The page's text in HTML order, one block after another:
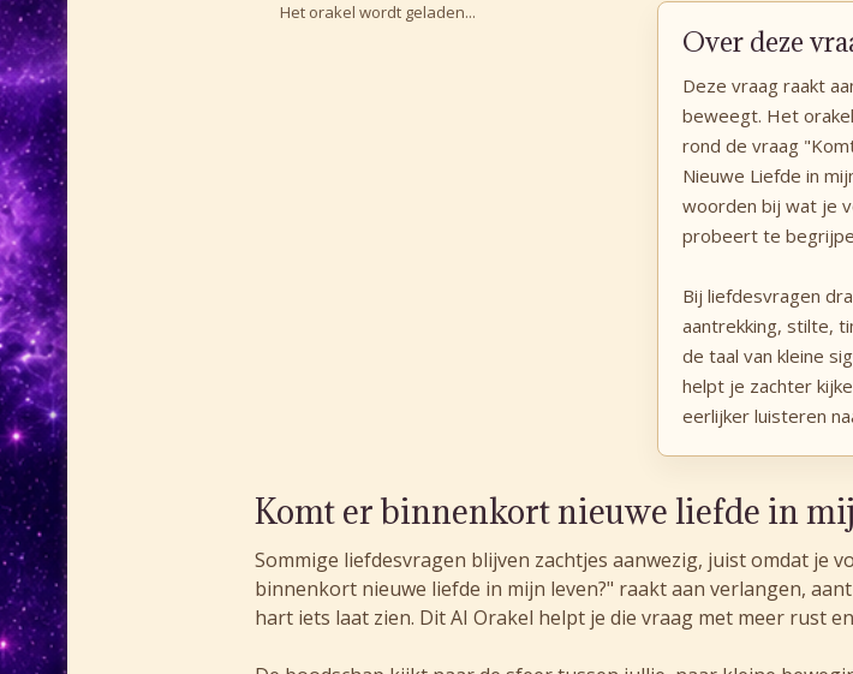
Het orakel wordt geladen...
Over deze
Deze vraag raakt
beweegt. Het
rond de vraag
Nieuwe Liefde in
woorden bij wat je
probeert te
Bij liefdesvragen
aantrekking, stilte,
de taal van kleine
helpt je zachter
eerlijker luisteren
Komt er binnenkort nieuwe liefde in
Sommige liefdesvragen blijven zachtjes aanwezig, juist omdat je
binnenkort nieuwe liefde in mijn leven?" raakt aan verlangen,
hart iets laat zien. Dit AI Orakel helpt je die vraag met meer rust